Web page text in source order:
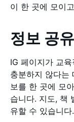
이 한 곳에 모이
정보 공유
IG 페이지가 교
충분하지 않다는
보를 한 곳에 모
습니다. 지도, 책
유할 수 있습니다.